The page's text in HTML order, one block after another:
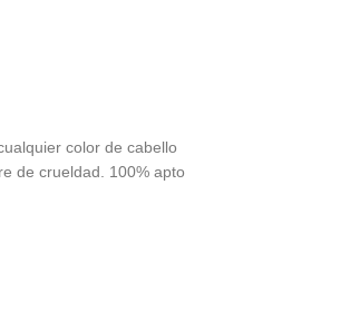
color de cabello
de crueldad. 100% apto